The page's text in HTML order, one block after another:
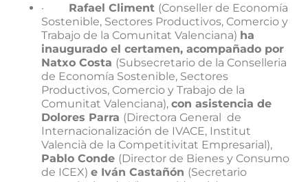
· Rafael Climent (Conseller de Economía
Sostenible, Sectores Productivos, Comercio y
Trabajo de la Comunitat Valenciana) ha
inaugurado el certamen, acompañado por
Natxo Costa (Subsecretario de la Conselleria
de Economía Sostenible, Sectores
Productivos, Comercio y Trabajo de la
Comunitat Valenciana), con asistencia de
Dolores Parra (Directora General de
Internacionalización de IVACE, Institut
Valencià de la Competitivitat Empresarial),
Pablo Conde (Director de Bienes y Consumo
de ICEX) e Iván Castañón (Secretario